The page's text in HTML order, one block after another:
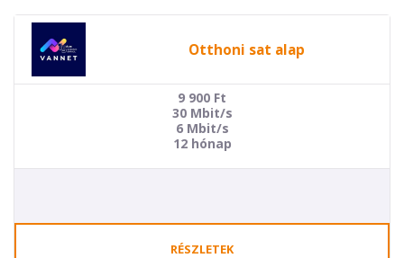
Otthoni sat alap
9 900 Ft
30 Mbit/s
6 Mbit/s
12 hónap
RÉSZLETEK